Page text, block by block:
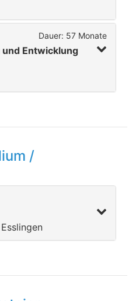
Dauer: 57 Monate
Entwicklung
/